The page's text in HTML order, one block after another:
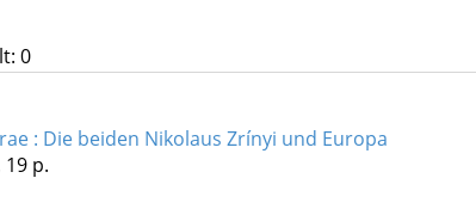
0
: Die beiden Nikolaus Zrínyi und Europa
19 p.